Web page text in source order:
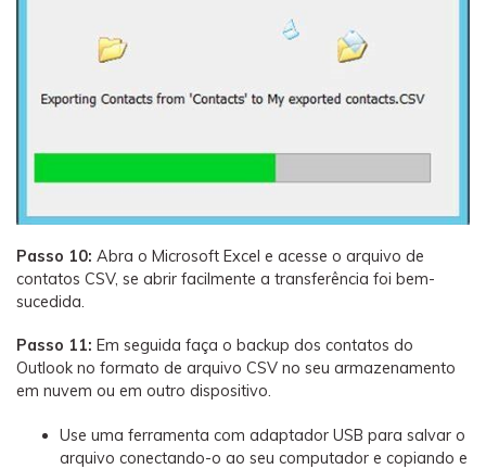
Passo 10: Abra o Microsoft Excel e acesse o arquivo de
contatos CSV, se abrir facilmente a transferência foi bem-
sucedida.
Passo 11: Em seguida faça o backup dos contatos do
Outlook no formato de arquivo CSV no seu armazenamento
em nuvem ou em outro dispositivo.
Use uma ferramenta com adaptador USB para salvar o
arquivo conectando-o ao seu computador e copiando e